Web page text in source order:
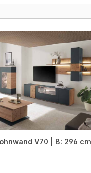
V70 | B: 296 cm